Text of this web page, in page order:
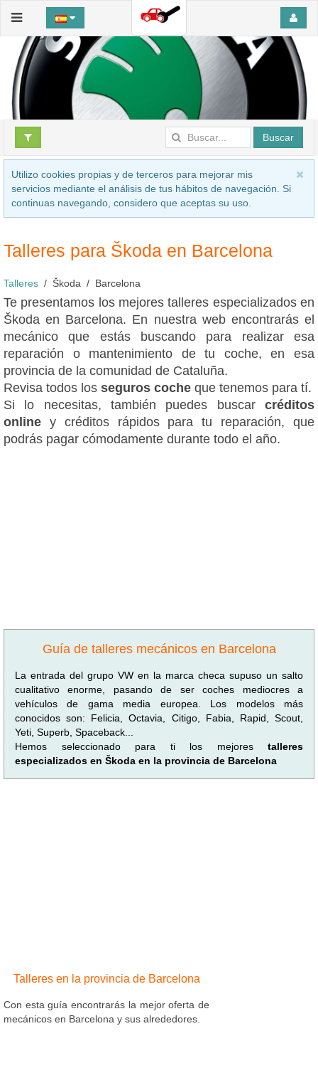
Buscar
Utilizo cookies propias y de terceros para mejorar mis
servicios mediante el análisis de tus hábitos de navegación. Si
continuas navegando, considero que aceptas su uso.
Talleres para Škoda en Barcelona
Talleres Škoda Barcelona
Te presentamos los mejores talleres especializados en
Škoda en Barcelona. En nuestra web encontrarás el
mecánico que estás buscando para realizar esa
reparación o mantenimiento de tu coche, en esa
provincia de la comunidad de Cataluña.
Revisa todos los seguros coche que tenemos para tí.
Si lo necesitas, también puedes buscar créditos
online y créditos rápidos para tu reparación, que
podrás pagar cómodamente durante todo el año.
Guía de talleres mecánicos en Barcelona
La entrada del grupo VW en la marca checa supuso un salto
cualitativo enorme, pasando de ser coches mediocres a
vehículos de gama media europea. Los modelos más
conocidos son: Felicia, Octavia, Citigo, Fabia, Rapid, Scout,
Yeti, Superb, Spaceback...
Hemos seleccionado para ti los mejores talleres
especializados en Škoda en la provincia de Barcelona
Talleres en la provincia de Barcelona
Con esta guía encontrarás la mejor oferta de
mecánicos en Barcelona y sus alrededores.